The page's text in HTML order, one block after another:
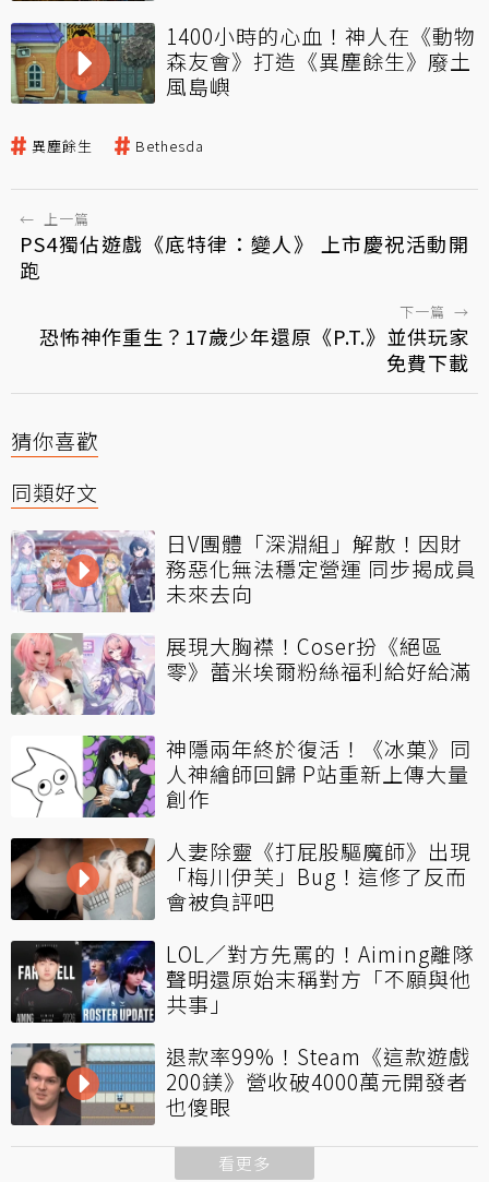
1400小時的心血！神人在《動物
森友會》打造《異塵餘生》廢土
風島嶼
異塵餘生 Bethesda
← 上一篇
PS4獨佔遊戲《底特律：變人》 上市慶祝活動開
跑
下一篇 →
恐怖神作重生？17歲少年還原《P.T.》並供玩家
免費下載
猜你喜歡
同類好文
日V團體「深淵組」解散！因財
務惡化無法穩定營運 同步揭成員
未來去向
展現大胸襟！Coser扮《絕區
零》蕾米埃爾粉絲福利給好給滿
神隱兩年終於復活！《冰菓》同
人神繪師回歸 P站重新上傳大量
創作
人妻除靈《打屁股驅魔師》出現
「梅川伊芙」Bug！這修了反而
會被負評吧
LOL／對方先罵的！Aiming離隊
聲明還原始末稱對方「不願與他
共事」
退款率99%！Steam《這款遊戲
200鎂》營收破4000萬元開發者
也傻眼
看更多